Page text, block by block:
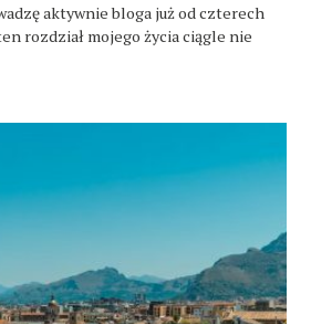
aktywnie bloga już od czterech
rozdział mojego życia ciągle nie